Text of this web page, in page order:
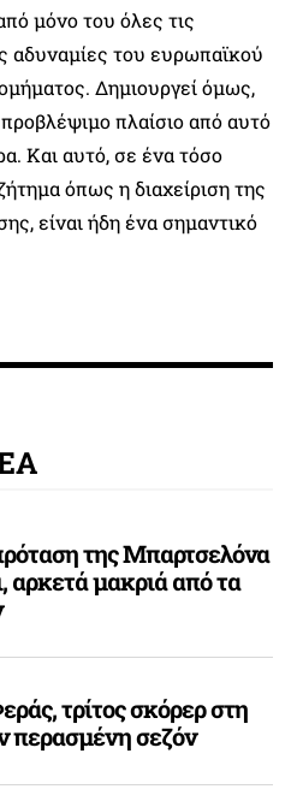
μόνο του όλες τις
αδυναμίες του ευρωπαϊκού
Δημιουργεί όμως,
πλαίσιο από αυτό
Και αυτό, σε ένα τόσο
όπως η διαχείριση της
είναι ήδη ένα σημαντικό
της Μπαρτσελόνα
αρκετά μακριά από τα
τρίτος σκόρερ στη
περασμένη σεζόν